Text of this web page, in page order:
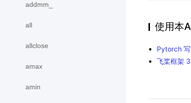
addmm_
all
allclose
amax
amin
使用本
Pytorch
飞桨框架